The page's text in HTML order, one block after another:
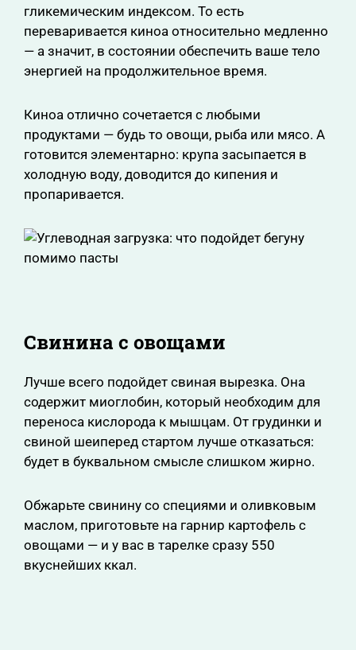
гликемическим индексом. То есть
переваривается киноа относительно медленно
— а значит, в состоянии обеспечить ваше тело
энергией на продолжительное время.
Киноа отлично сочетается с любыми
продуктами — будь то овощи, рыба или мясо. А
готовится элементарно: крупа засыпается в
холодную воду, доводится до кипения и
пропаривается.
Свинина с овощами
Лучше всего подойдет свиная вырезка. Она
содержит миоглобин, который необходим для
переноса кислорода к мышцам. От грудинки и
свиной шеиперед стартом лучше отказаться:
будет в буквальном смысле слишком жирно.
Обжарьте свинину со специями и оливковым
маслом, приготовьте на гарнир картофель с
овощами — и у вас в тарелке сразу 550
вкуснейших ккал.